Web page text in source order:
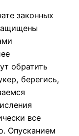
законных
обратить
берегись,
все
Опусканием